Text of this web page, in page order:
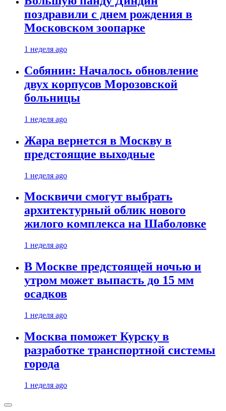
поздравили с днем рождения в
Московском зоопарке
1 неделя ago
Собянин: Началось обновление
двух корпусов Морозовской
больницы
1 неделя ago
Жара вернется в Москву в
предстоящие выходные
1 неделя ago
Москвичи смогут выбрать
архитектурный облик нового
жилого комплекса на Шаболовке
1 неделя ago
В Москве предстоящей ночью и
утром может выпасть до 15 мм
осадков
1 неделя ago
Москва поможет Курску в
разработке транспортной системы
города
1 неделя ago